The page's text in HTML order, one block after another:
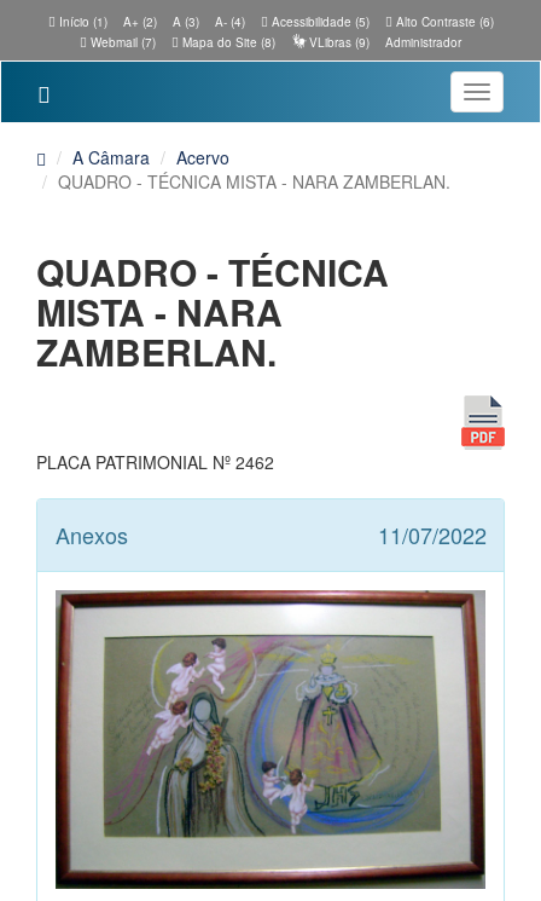
Início (1) A+ (2) A (3) A- (4) Acessibilidade (5)
Alto Contraste (6)
Webmail (7)
Mapa do Site (8) VLibras (9) Administrador
Toggle
A Câmara
Acervo
QUADRO - TÉCNICA MISTA - NARA ZAMBERLAN.
QUADRO - TÉCNICA
MISTA - NARA
ZAMBERLAN.
PLACA PATRIMONIAL Nº 2462
Anexos 11/07/2022